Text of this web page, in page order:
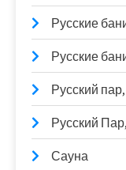
Русские
Русские
Русский
Русский
Сауна